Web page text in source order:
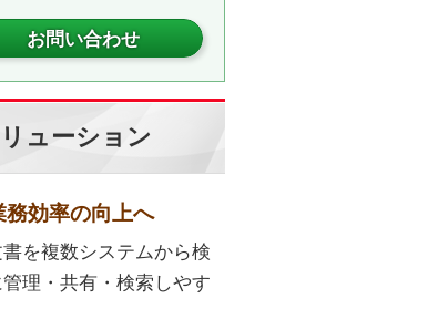
お問い合わせ
ューション
効率の向上へ
を複数システムから検
理・共有・検索しやす